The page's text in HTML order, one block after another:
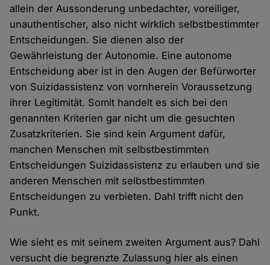
allein der Aussonderung unbedachter, voreiliger,
unauthentischer, also nicht wirklich selbstbestimmter
Entscheidungen. Sie dienen also der
Gewährleistung der Autonomie. Eine autonome
Entscheidung aber ist in den Augen der Befürworter
von Suizidassistenz von vornherein Voraussetzung
ihrer Legitimität. Somit handelt es sich bei den
genannten Kriterien gar nicht um die gesuchten
Zusatzkriterien. Sie sind kein Argument dafür,
manchen Menschen mit selbstbestimmten
Entscheidungen Suizidassistenz zu erlauben und sie
anderen Menschen mit selbstbestimmten
Entscheidungen zu verbieten. Dahl trifft nicht den
Punkt.
Wie sieht es mit seinem zweiten Argument aus? Dahl
versucht die begrenzte Zulassung hier als einen